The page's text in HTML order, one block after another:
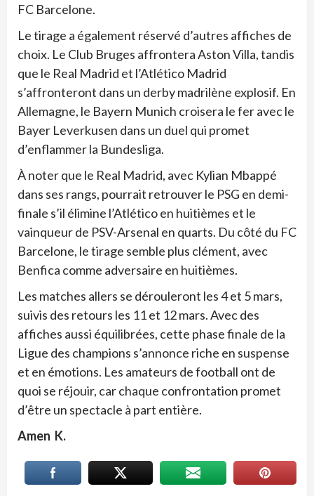
FC Barcelone.
Le tirage a également réservé d’autres affiches de
choix. Le Club Bruges affrontera Aston Villa, tandis
que le Real Madrid et l’Atlético Madrid
s’affronteront dans un derby madrilène explosif. En
Allemagne, le Bayern Munich croisera le fer avec le
Bayer Leverkusen dans un duel qui promet
d’enflammer la Bundesliga.
À noter que le Real Madrid, avec Kylian Mbappé
dans ses rangs, pourrait retrouver le PSG en demi-
finale s’il élimine l’Atlético en huitièmes et le
vainqueur de PSV-Arsenal en quarts. Du côté du FC
Barcelone, le tirage semble plus clément, avec
Benfica comme adversaire en huitièmes.
Les matches allers se dérouleront les 4 et 5 mars,
suivis des retours les 11 et 12 mars. Avec des
affiches aussi équilibrées, cette phase finale de la
Ligue des champions s’annonce riche en suspense
et en émotions. Les amateurs de football ont de
quoi se réjouir, car chaque confrontation promet
d’être un spectacle à part entière.
Amen K.